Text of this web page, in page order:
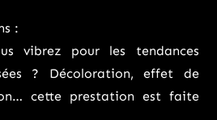
:
vibrez pour les tendances
? Décoloration, effet de
cette prestation est faite